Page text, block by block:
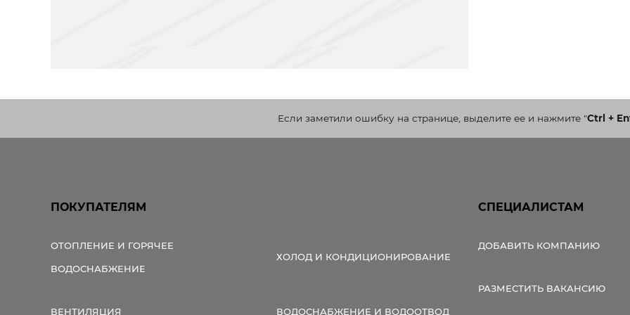
Если заметили ошибку на странице, выделите ее и нажмите"Ctrl +
ПОКУПАТЕЛЯМ
ОТОПЛЕНИЕ И ГОРЯЧЕЕ
ВОДОСНАБЖЕНИЕ
ХОЛОД И КОНДИЦИОНИРОВАНИЕ
ВЕНТИЛЯЦИЯ ВОДОСНАБЖЕНИЕ И ВОДООТВОД
СПЕЦИАЛИСТАМ
ДОБАВИТЬ КОМПАНИЮ
РАЗМЕСТИТЬ ВАКАНСИЮ